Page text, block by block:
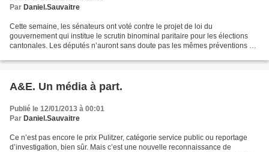
Par Daniel.Sauvaitre
Cette semaine, les sénateurs ont voté contre le projet de loi du
gouvernement qui institue le scrutin binominal paritaire pour les élections
cantonales. Les députés n’auront sans doute pas les mêmes préventions à
A&E. Un média à part.
Publié le 12/01/2013 à 00:01
Par Daniel.Sauvaitre
Ce n’est pas encore le prix Pulitzer, catégorie service public ou reportage
d’investigation, bien sûr. Mais c’est une nouvelle reconnaissance de